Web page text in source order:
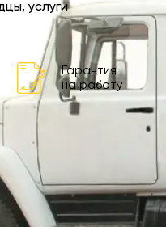
услуги
Гарантия
на работу